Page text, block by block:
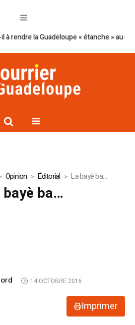
la Guadeloupe « étanche » au
Opinion Éditorial La bayè ba…
bayè ba…
14 OCTOBRE 2016
Imprimer